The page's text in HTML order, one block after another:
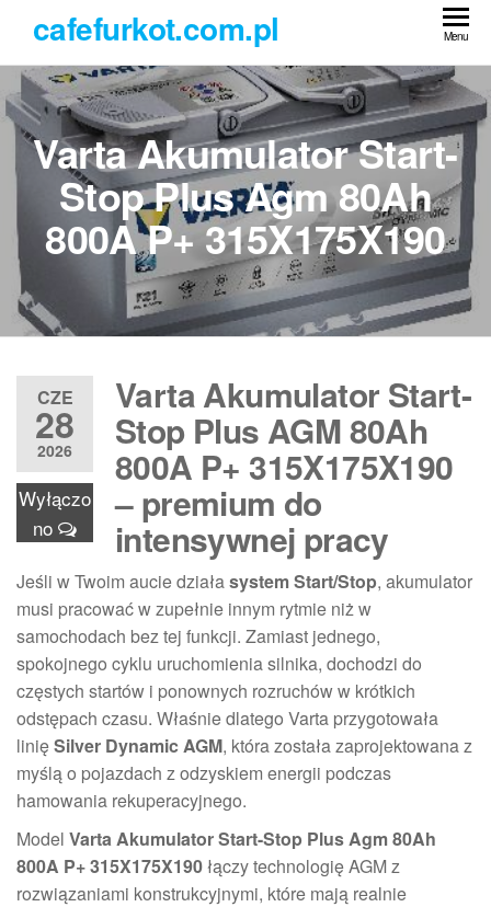
treści
cafefurkot.com.pl Menu
Varta Akumulator Start-
Stop Plus Agm 80Ah
800A P+ 315X175X190
CZE
28
2026
Wyłączo
no
Varta Akumulator Start-
Stop Plus AGM 80Ah
800A P+ 315X175X190
– premium do
intensywnej pracy
Jeśli w Twoim aucie działasystem Start/Stop, akumulator
musi pracować w zupełnie innym rytmie niż w
samochodach bez tej funkcji. Zamiast jednego,
spokojnego cyklu uruchomienia silnika, dochodzi do
częstych startów i ponownych rozruchów w krótkich
odstępach czasu. Właśnie dlatego Varta przygotowała
linięSilver Dynamic AGM, która została zaprojektowana z
myślą o pojazdach z odzyskiem energii podczas
hamowania rekuperacyjnego.
Model Varta Akumulator Start-Stop Plus Agm 80Ah
800A P+ 315X175X190łączy technologię AGM z
rozwiązaniami konstrukcyjnymi, które mają realnie